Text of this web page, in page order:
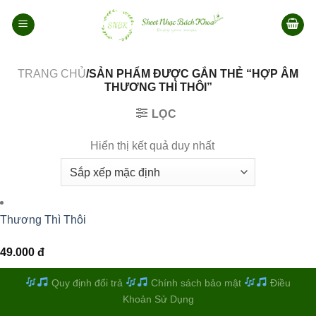
qua
TRANG CHỦ/SẢN PHẨM ĐƯỢC GẮN THẺ “HỢP ÂM
THƯƠNG THÌ THÔI”
LỌC
Hiển thị kết quả duy nhất
Thương Thì Thôi
49.000 đ
Quy định đổi trả Chính sách bảo mật
Điều
Khoản Sử Dụng